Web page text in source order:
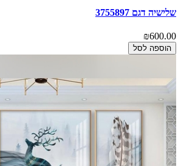
שלישיה דגם 3755897
₪600.00
הוספה לסל